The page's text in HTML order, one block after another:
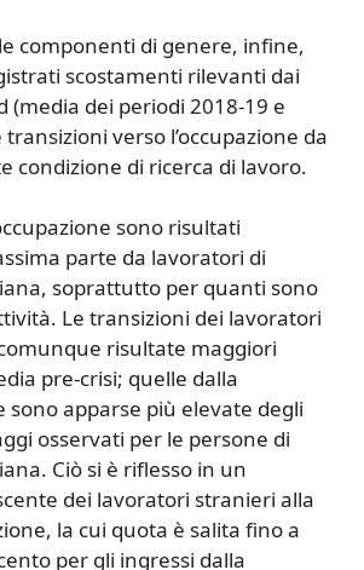
componenti di genere, infine,
scostamenti rilevanti dai
(media dei periodi 2018-19 e
verso l’occupazione da
condizione di ricerca di lavoro.
sono risultati
parte da lavoratori di
soprattutto per quanti sono
Le transizioni dei lavoratori
risultate maggiori
pre-crisi; quelle dalla
sono apparse più elevate degli
osservati per le persone di
Ciò si è riflesso in un
dei lavoratori stranieri alla
la cui quota è salita fino a
per gli ingressi dalla